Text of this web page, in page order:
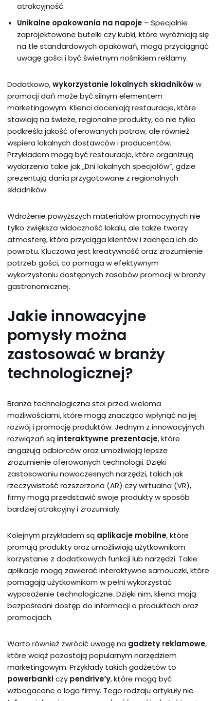
atrakcyjność.
Unikalne opakowania na napoje – Specjalnie
zaprojektowane butelki czy kubki, które wyróżniają się
na tle standardowych opakowań, mogą przyciągnąć
uwagę gości i być świetnym nośnikiem reklamy.
Dodatkowo,wykorzystanie lokalnych składnikóww
promocji dań może być silnym elementem
marketingowym. Klienci doceniają restauracje, które
stawiają na świeże, regionalne produkty, co nie tylko
podkreśla jakość oferowanych potraw, ale również
wspiera lokalnych dostawców i producentów.
Przykładem mogą być restauracje, które organizują
wydarzenia takie jak „Dni lokalnych specjałów”, gdzie
prezentują dania przygotowane z regionalnych
składników.
Wdrożenie powyższych materiałów promocyjnych nie
tylko zwiększa widoczność lokalu, ale także tworzy
atmosferę, która przyciąga klientów i zachęca ich do
powrotu. Kluczowa jest kreatywność oraz zrozumienie
potrzeb gości, co pomaga w efektywnym
wykorzystaniu dostępnych zasobów promocji w branży
gastronomicznej.
Jakie innowacyjne
pomysły można
zastosować w branży
technologicznej?
Branża technologiczna stoi przed wieloma
możliwościami, które mogą znacząco wpłynąć na jej
rozwój i promocję produktów. Jednym z innowacyjnych
rozwiązań są interaktywne prezentacje, które
angażują odbiorców oraz umożliwiają lepsze
zrozumienie oferowanych technologii. Dzięki
zastosowaniu nowoczesnych narzędzi, takich jak
rzeczywistość rozszerzona (AR) czy wirtualna (VR),
firmy mogą przedstawić swoje produkty w sposób
bardziej atrakcyjny i zrozumiały.
Kolejnym przykładem są aplikacje mobilne, które
promują produkty oraz umożliwiają użytkownikom
korzystanie z dodatkowych funkcji lub narzędzi. Takie
aplikacje mogą zawierać interaktywne samouczki, które
pomagają użytkownikom w pełni wykorzystać
wyposażenie technologiczne. Dzięki nim, klienci mają
bezpośredni dostęp do informacji o produktach oraz
promocjach.
Warto również zwrócić uwagę na gadżety reklamowe,
które wciąż pozostają popularnym narzędziem
marketingowym. Przykłady takich gadżetów to
powerbankiczy pendrive’y, które mogą być
wzbogacone o logo firmy. Tego rodzaju artykuły nie